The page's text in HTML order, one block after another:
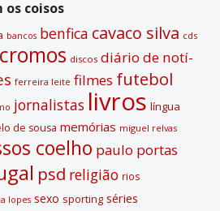
os coisos
bancos benfica cavaco silva cds
cromos discos diário de notí­
ferreira leite filmes futebol
jornalistas livros lí­ngua
de sousa memórias miguel relvas
coelho paulo portas
psd religião rios
lopes sexo sporting séries